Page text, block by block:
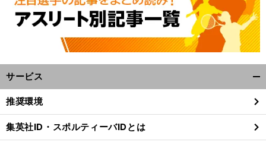
サービス
閉
る
推奨環境
集英社ID・スポルティーバIDとは